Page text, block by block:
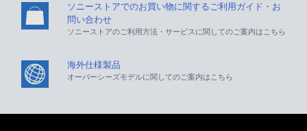
ソニーストアでのお買い物に関するご利用ガイド・お
問い合わせ
ソニーストアのご利用方法・サービスに関してのご案内はこちら
海外仕様製品
オーバーシーズモデルに関してのご案内はこちら